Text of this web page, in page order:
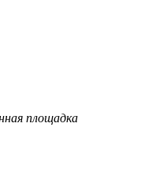
площадка